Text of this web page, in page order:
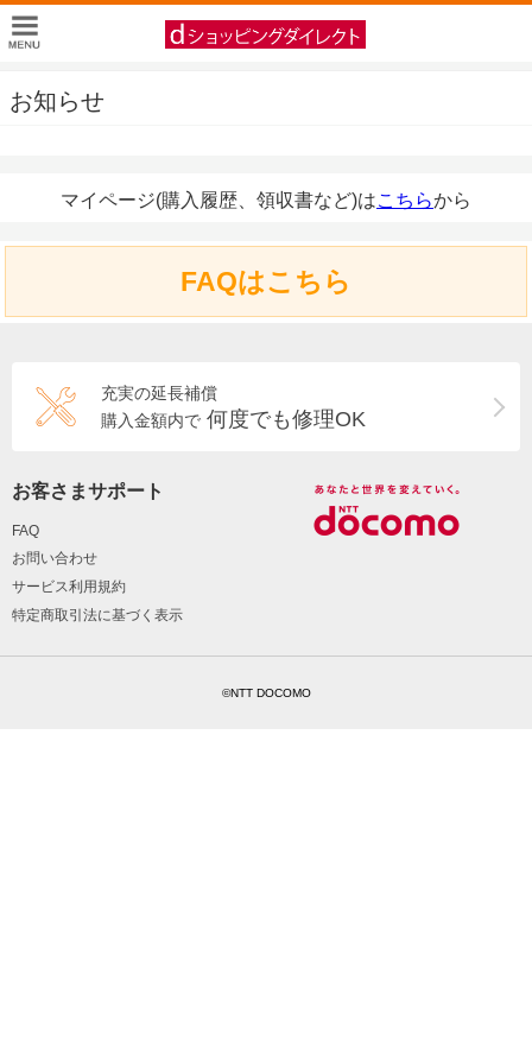
お知らせ
マイページ(購入履歴、領収書など)はこちらから
FAQはこちら
充実の延長補償
購入金額内で 何度でも修理OK
お客さまサポート
FAQ
お問い合わせ
サービス利用規約
特定商取引法に基づく表示
©NTT DOCOMO